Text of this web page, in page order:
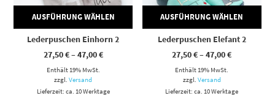
AUSFÜHRUNG WÄHLEN
Lederpuschen Einhorn 2
27,50€–47,00€Preisspanne:
Enthält 19% MwSt.
zzgl.Versand
Lieferzeit: ca. 10 Werktage
AUSFÜHRUNG WÄHLEN
Lederpuschen Elefant 2
27,50€–47,00€
Enthält 19% MwSt.
zzgl. Versand
Lieferzeit: ca. 10 Werktage